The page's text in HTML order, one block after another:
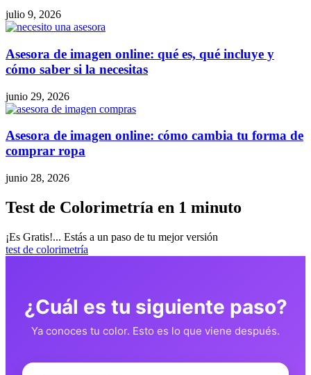
julio 9, 2026
Asesora de imagen online: qué es, qué incluye y
cómo saber si la necesitas
junio 29, 2026
Asesora de imagen online: cómo cambia tu forma de
comprar ropa
junio 28, 2026
Test de Colorimetría en 1 minuto
¡Es Gratis!... Estás a un paso de tu mejor versión
test de colorimetría
¿Cuál es tu siguiente paso?
Ya conoces tu color. Esto es lo que viene después.